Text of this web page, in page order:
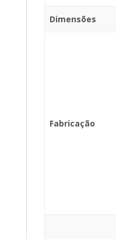
Dimensões
Fabricação